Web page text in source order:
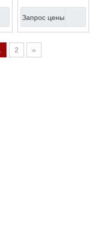
цельной ели, 36
дюймов (ACM08)
Запрос цены
2 »